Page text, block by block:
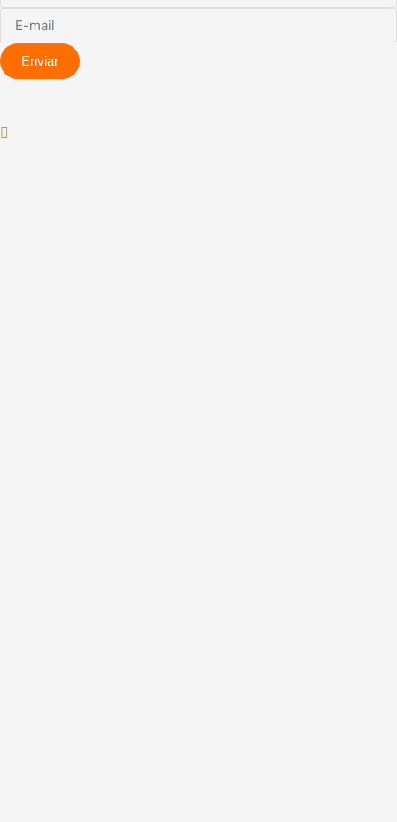
Enviar